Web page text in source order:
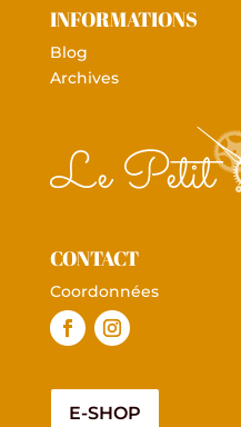
L’atelier
INFORMATIONS
Blog
Archives
Coordonnées